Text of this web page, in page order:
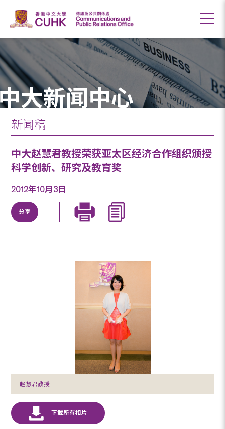
大新闻中心
新闻稿
中大赵慧君教授荣获亚太区经济合作组织颁授
科学创新、研究及教育奖
2012年10月3日
分享
赵慧君教授